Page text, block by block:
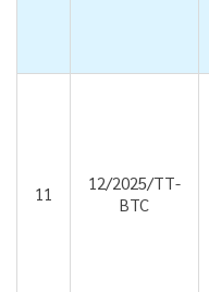
11
12/2025/TT-
BTC